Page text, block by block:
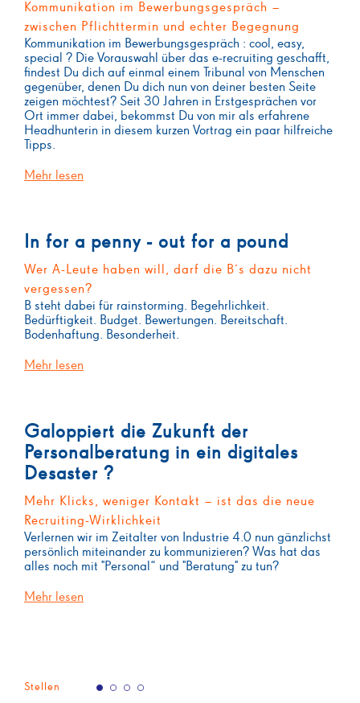
Kommunikation im Bewerbungsgespräch –
zwischen Pflichttermin und echter Begegnung
Kommunikation im Bewerbungsgespräch : cool, easy,
special ? Die Vorauswahl über das e-recruiting geschafft,
findest Du dich auf einmal einem Tribunal von Menschen
gegenüber, denen Du dich nun von deiner besten Seite
zeigen möchtest? Seit 30 Jahren in Erstgesprächen vor
Ort immer dabei, bekommst Du von mir als erfahrene
Headhunterin in diesem kurzen Vortrag ein paar hilfreiche
Tipps.
Mehr lesen
In for a penny - out for a pound
Wer A-Leute haben will, darf die B´s dazu nicht
vergessen?
B steht dabei für rainstorming. Begehrlichkeit.
Bedürftigkeit. Budget. Bewertungen. Bereitschaft.
Bodenhaftung. Besonderheit.
Mehr lesen
Galoppiert die Zukunft der
Personalberatung in ein digitales
Desaster ?
Mehr Klicks, weniger Kontakt – ist das die neue
Recruiting-Wirklichkeit
Verlernen wir im Zeitalter von Industrie 4.0 nun gänzlichst
persönlich miteinander zu kommunizieren? Was hat das
alles noch mit "Personal“ und "Beratung" zu tun?
Mehr lesen
Stellen